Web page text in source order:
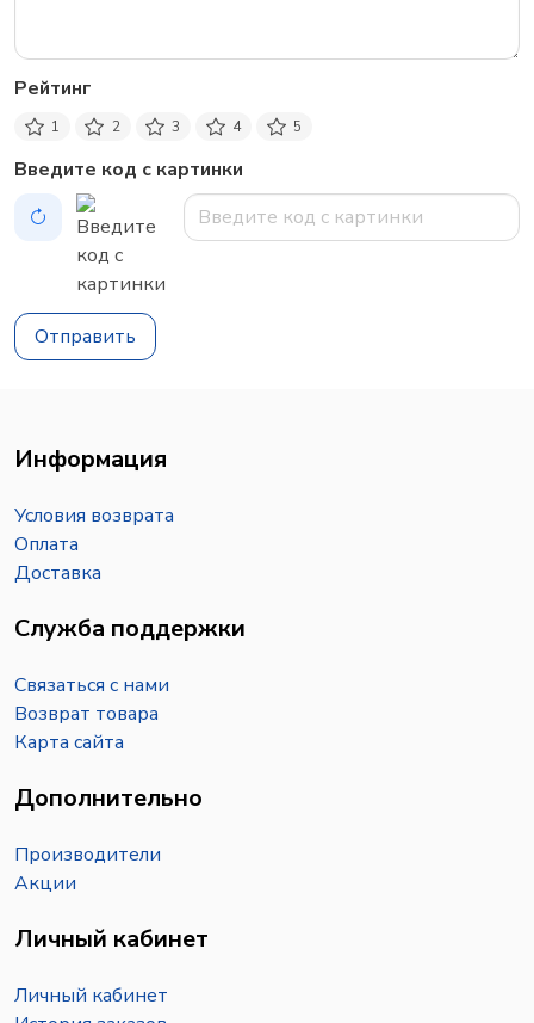
Рейтинг
1 2 3 4 5
Введите код с картинки
Отправить
Информация
Условия возврата
Оплата
Доставка
Служба поддержки
Связаться с нами
Возврат товара
Карта сайта
Дополнительно
Производители
Акции
Личный кабинет
Личный кабинет